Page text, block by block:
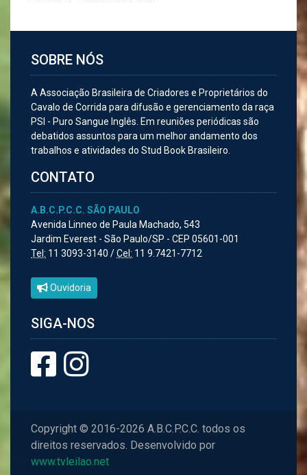
SOBRE NÓS
A Associação Brasileira de Criadores e Proprietários do
Cavalo de Corrida para difusão e gerenciamento da raça
PSI - Puro Sangue Inglês. Em reuniões periódicas são
debatidos assuntos para um melhor andamento dos
trabalhos e atividades do Stud Book Brasileiro.
CONTATO
A.B.C.P.C.C. SÃO PAULO
Avenida Linneo de Paula Machado, 543
Jardim Everest - São Paulo/SP - CEP 05601-001
Tel: 11 3093-3140 /Cel: 11 9.7421-7712
Ouvidoria
SIGA-NOS
Copyright © 2016-2026 A.B.C.P.C.C. todos os
direitos reservados. Desenvolvido por
www.tvleilao.net